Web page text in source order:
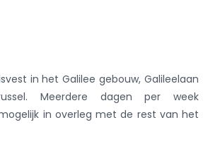
in het Galilee gebouw, Galileelaan
Meerdere dagen per week
in overleg met de rest van het